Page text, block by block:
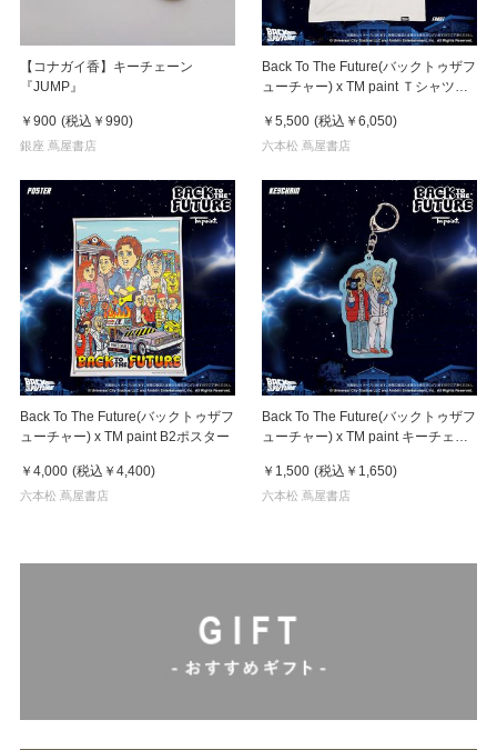
【コナガイ香】キーチェーン
『JUMP』
￥900 (税込 ￥990)
銀座 蔦屋書店
Back To The Future(バックトゥザフ
ューチャー) x TM paint Ｔシャツ
￥5,500 (税込 ￥6,050)
六本松 蔦屋書店
Back To The Future(バックトゥザフ
ューチャー) x TM paint B2ポスター
￥4,000 (税込 ￥4,400)
六本松 蔦屋書店
Back To The Future(バックトゥザフ
ューチャー) x TM paint キーチェー
￥1,500 (税込 ￥1,650)
六本松 蔦屋書店